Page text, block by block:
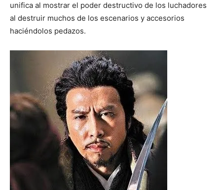
unifica al mostrar el poder destructivo de los luchadores
al destruir muchos de los escenarios y accesorios
haciéndolos pedazos.